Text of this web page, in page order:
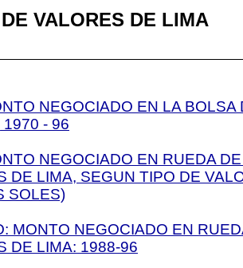
VALORES DE LIMA
NEGOCIADO EN LA BOLSA
1970 - 96
NEGOCIADO EN RUEDA
DE LIMA, SEGUN TIPO DE
SOLES)
MONTO NEGOCIADO EN
DE LIMA: 1988-96